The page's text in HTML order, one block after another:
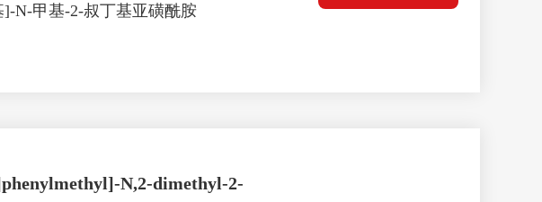
N-甲基-2-叔丁基亚磺酰胺
N,2-dimethyl-2-